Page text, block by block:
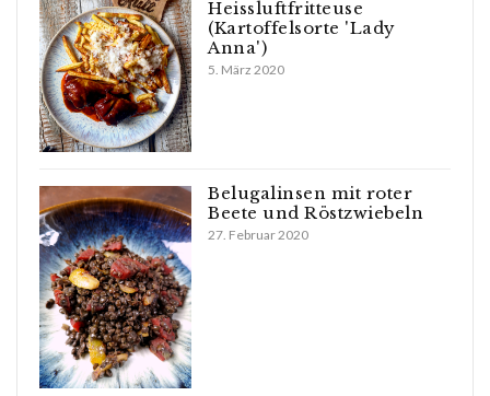
Heissluftfritteuse
(Kartoffelsorte 'Lady
Anna')
5. März 2020
Belugalinsen mit roter
Beete und Röstzwiebeln
27. Februar 2020